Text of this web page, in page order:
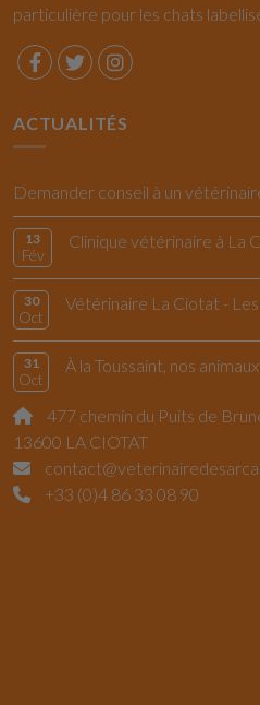
particulière pour les chats
ACTUALITÉS
Demander conseil à un
13
Fév
Clinique vétérinaire à La
30
Oct
31
Oct
477 chemin du Puits de
13600 LA CIOTAT
+33 (0)4 86 33 08 90